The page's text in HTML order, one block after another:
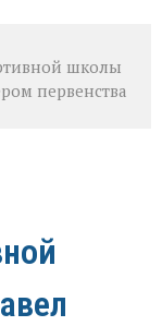
школы
первенства